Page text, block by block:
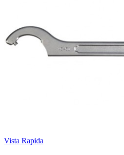
Vista Rapida